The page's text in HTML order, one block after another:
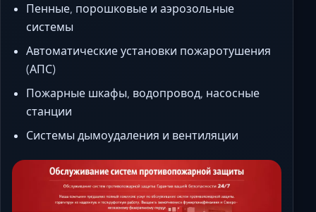
Пенные, порошковые и аэрозольные
системы
Автоматические установки пожаротушения
(АПС)
Пожарные шкафы, водопровод, насосные
станции
Системы дымоудаления и вентиляции